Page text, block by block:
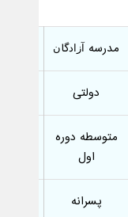
مدرسه ﺁﺯﺍﺩﮔﺎﻥ
دولتی
متوسطه دوره
اول
پسرانه